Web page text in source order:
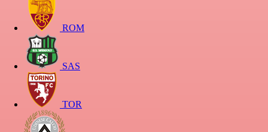
ROM
SAS
TOR